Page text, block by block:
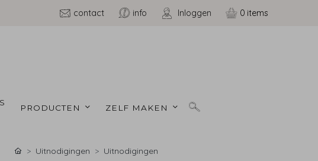
contact info Inloggen 0
PRODUCTEN ZELF MAKEN
Uitnodigingen Uitnodigingen